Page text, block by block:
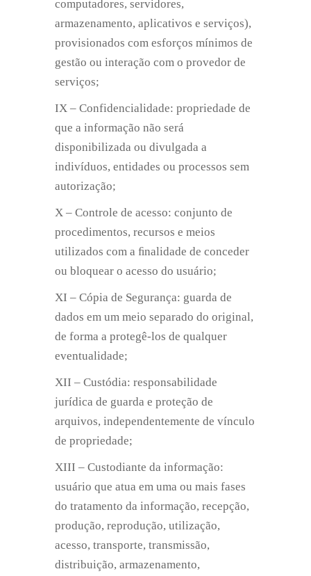
computadores, servidores,
armazenamento, aplicativos e serviços),
provisionados com esforços mínimos de
gestão ou interação com o provedor de
serviços;
IX – Confidencialidade: propriedade de
que a informação não será
disponibilizada ou divulgada a
indivíduos, entidades ou processos sem
autorização;
X – Controle de acesso: conjunto de
procedimentos, recursos e meios
utilizados com a ﬁnalidade de conceder
ou bloquear o acesso do usuário;
XI – Cópia de Segurança: guarda de
dados em um meio separado do original,
de forma a protegê-los de qualquer
eventualidade;
XII – Custódia: responsabilidade
jurídica de guarda e proteção de
arquivos, independentemente de vínculo
de propriedade;
XIII – Custodiante da informação:
usuário que atua em uma ou mais fases
do tratamento da informação, recepção,
produção, reprodução, utilização,
acesso, transporte, transmissão,
distribuição, armazenamento,